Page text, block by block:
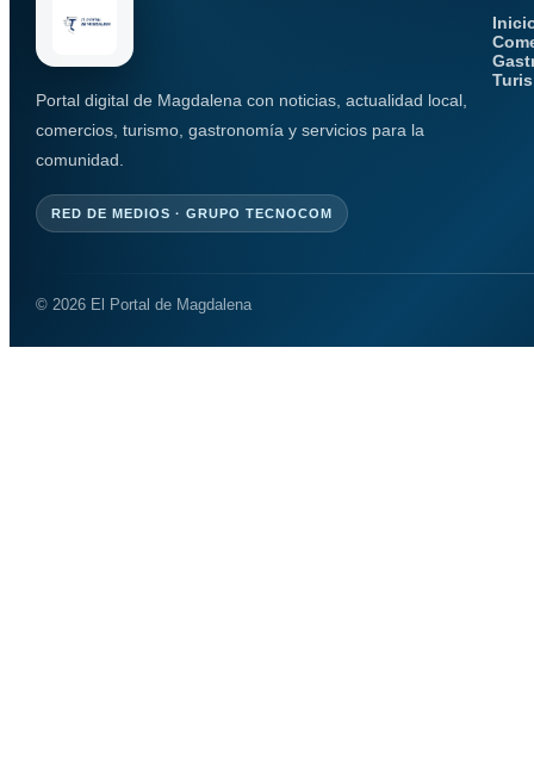
Portal digital de Magdalena con noticias, actualidad local,
comercios, turismo, gastronomía y servicios para la
comunidad.
RED DE MEDIOS · GRUPO TECNOCOM
© 2026 El Portal de Magdalena